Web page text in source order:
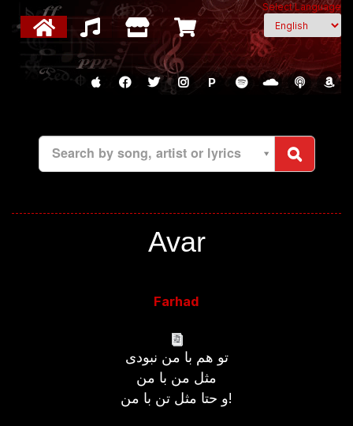
Select Language
P
Search by song, artist or lyrics
Avar
Farhad
تو هم با من نبودی
مثل من با من
و حتا مثل تن با من!